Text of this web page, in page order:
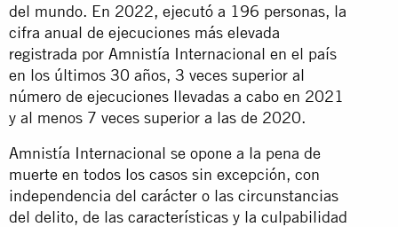
del mundo. En 2022, ejecutó a 196 personas, la
cifra anual de ejecuciones más elevada
registrada por Amnistía Internacional en el país
en los últimos 30 años, 3 veces superior al
número de ejecuciones llevadas a cabo en 2021
y al menos 7 veces superior a las de 2020.
Amnistía Internacional se opone a la pena de
muerte en todos los casos sin excepción, con
independencia del carácter o las circunstancias
del delito, de las características y la culpabilidad